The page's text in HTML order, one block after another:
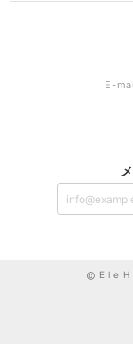
E-
E l e H